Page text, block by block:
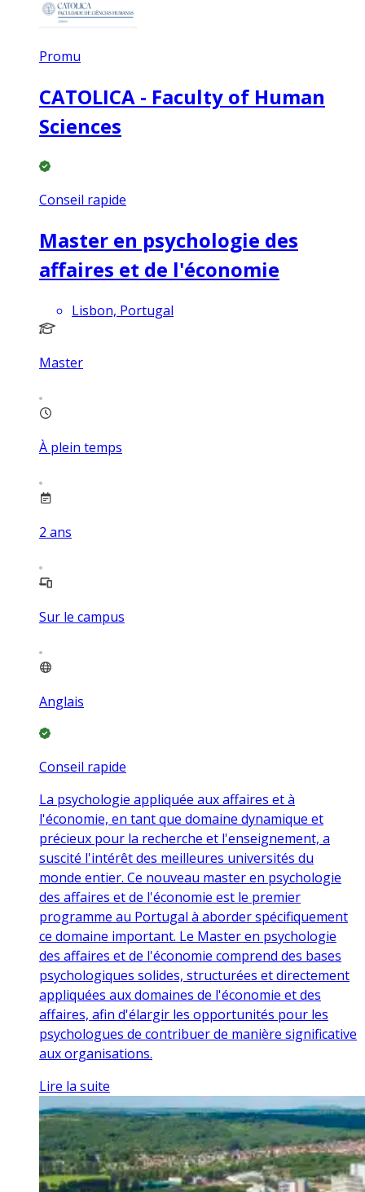
Promu
CATOLICA - Faculty of Human
Sciences
Conseil rapide
Master en psychologie des
affaires et de l'économie
Lisbon, Portugal
Master
À plein temps
2 ans
Sur le campus
Anglais
Conseil rapide
La psychologie appliquée aux affaires et à
l'économie, en tant que domaine dynamique et
précieux pour la recherche et l'enseignement, a
suscité l'intérêt des meilleures universités du
monde entier. Ce nouveau master en psychologie
des affaires et de l'économie est le premier
programme au Portugal à aborder spécifiquement
ce domaine important. Le Master en psychologie
des affaires et de l'économie comprend des bases
psychologiques solides, structurées et directement
appliquées aux domaines de l'économie et des
affaires, afin d'élargir les opportunités pour les
psychologues de contribuer de manière significative
aux organisations.
Lire la suite